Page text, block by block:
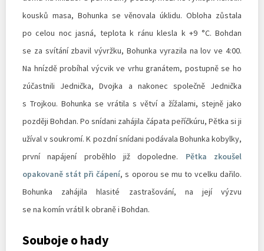
kousků masa, Bohunka se věnovala úklidu. Obloha zůstala
po celou noc jasná, teplota k ránu klesla k +9 °C. Bohdan
se za svítání zbavil vývržku, Bohunka vyrazila na lov ve 4:00.
Na hnízdě probíhal výcvik ve vrhu granátem, postupně se ho
zúčastnili Jednička, Dvojka a nakonec společně Jednička
s Trojkou. Bohunka se vrátila s větví a žížalami, stejně jako
později Bohdan. Po snídani zahájila čápata peříčkúru, Pětka si ji
užíval v soukromí. K pozdní snídani podávala Bohunka kobylky,
první napájení proběhlo již dopoledne. Pětka zkoušel
opakovaně stát při čápení, s oporou se mu to vcelku dařilo.
Bohunka zahájila hlasité zastrašování, na její výzvu
se na komín vrátil k obraně i Bohdan.
Souboje o hady